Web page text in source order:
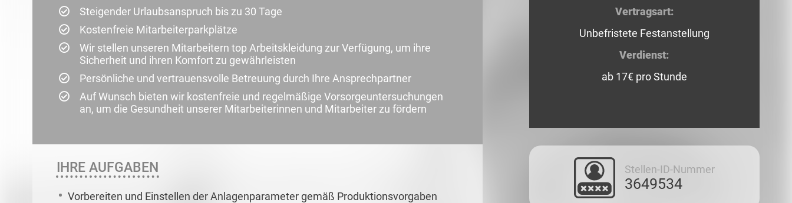
Steigender Urlaubsanspruch bis zu 30 Tage
Kostenfreie Mitarbeiterparkplätze
Wir stellen unseren Mitarbeitern top Arbeitskleidung zur Verfügung, um ihre
Sicherheit und ihren Komfort zu gewährleisten
Persönliche und vertrauensvolle Betreuung durch Ihre Ansprechpartner
Auf Wunsch bieten wir kostenfreie und regelmäßige Vorsorgeuntersuchungen
an, um die Gesundheit unserer Mitarbeiterinnen und Mitarbeiter zu fördern
IHRE AUFGABEN
Vorbereiten und Einstellen der Anlagenparameter gemäß Produktionsvorgaben
Vertragsart:
Unbefristete Festanstellung
Verdienst:
ab 17€ pro Stunde
Stellen-ID-Nummer
3649534